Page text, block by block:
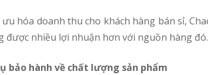
được nhiều lợi nhuận hơn với nguồn hàng đó.
bảo hành về chất lượng sản phẩm